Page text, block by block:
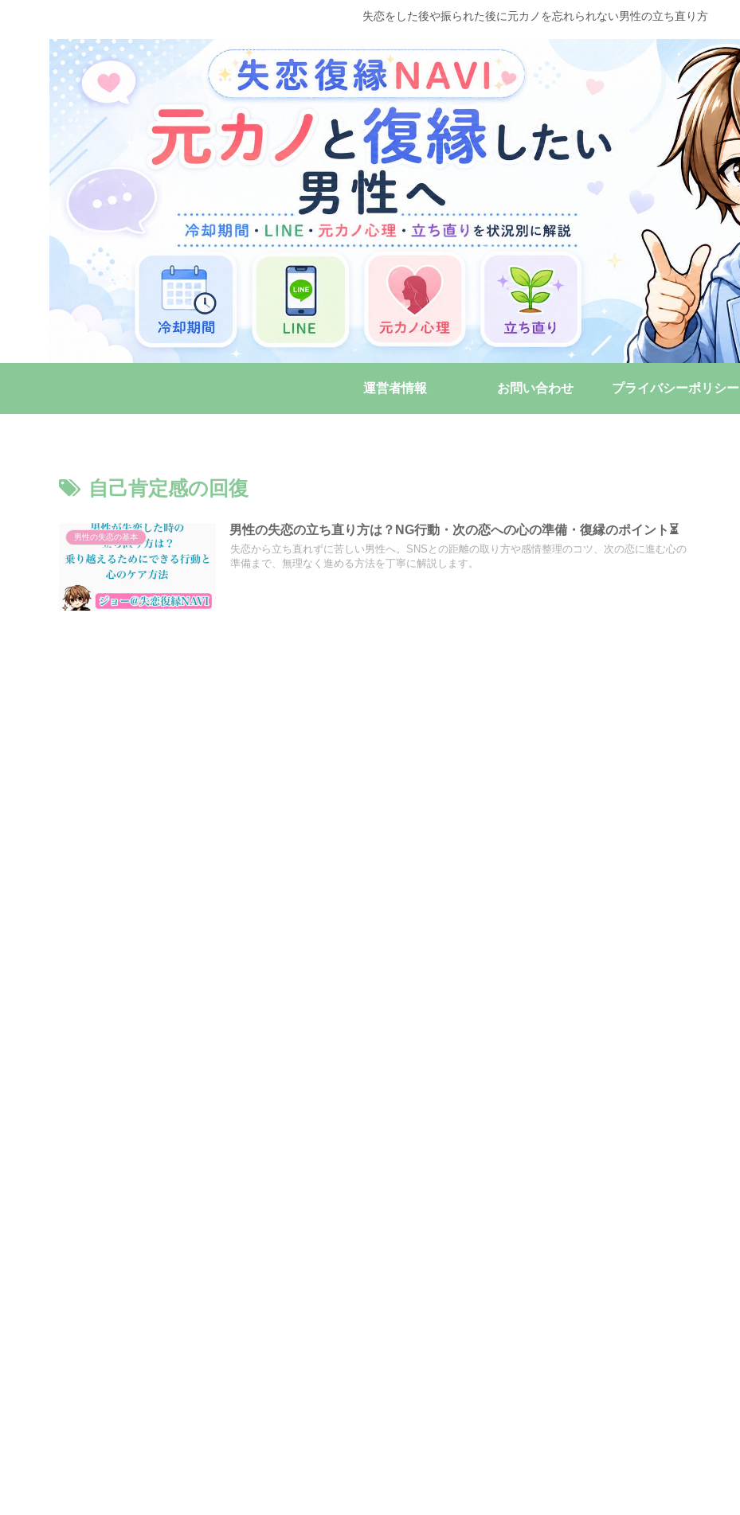
失恋をした後や振られた後に元カノを忘れられない男性の立ち直り方
運営者情報 お問い合わせ プライバシーポリシー
自己肯定感の回復
男性の失恋の基本
男性の失恋の立ち直り方は？NG行動・次の恋への心の準備・復縁のポイント⏳
失恋から立ち直れずに苦しい男性へ。SNSとの距離の取り方や感情整理のコツ、次の恋に進む心の
準備まで、無理なく進める方法を丁寧に解説します。